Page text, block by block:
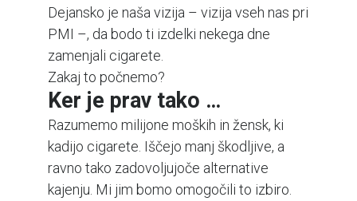
Dejansko je naša vizija – vizija vseh nas pri
PMI –, da bodo ti izdelki nekega dne
zamenjali cigarete.
Zakaj to počnemo?
Ker je prav tako …
Razumemo milijone moških in žensk, ki
kadijo cigarete. Iščejo manj škodljive, a
ravno tako zadovoljujoče alternative
kajenju. Mi jim bomo omogočili to izbiro.